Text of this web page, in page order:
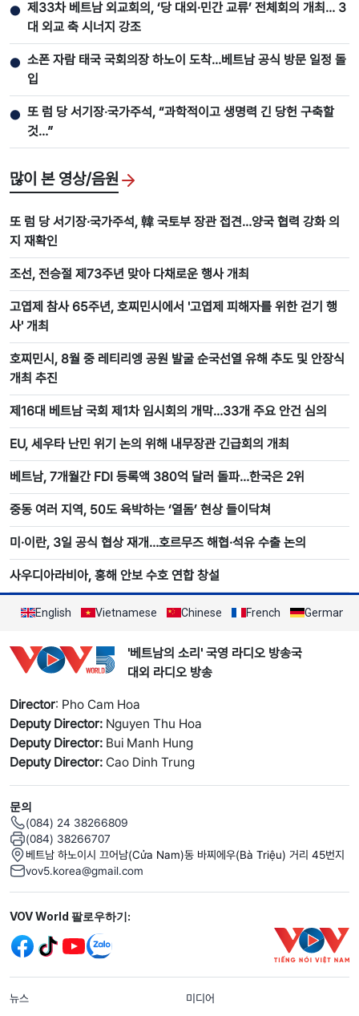
● 제33차 베트남 외교회의, ‘당 대외·민간 교류’ 전체회의 개최… 3
대 외교 축 시너지 강조
● 소폰 자람 태국 국회의장 하노이 도착…베트남 공식 방문 일정 돌
입
● 또 럼 당 서기장‧국가주석, “과학적이고 생명력 긴 당헌 구축할
것…”
많이 본 영상/음원
또 럼 당 서기장·국가주석, 韓 국토부 장관 접견…양국 협력 강화 의
지 재확인
조선, 전승절 제73주년 맞아 다채로운 행사 개최
고엽제 참사 65주년, 호찌민시에서 '고엽제 피해자를 위한 걷기 행
사' 개최
호찌민시, 8월 중 레티리엥 공원 발굴 순국선열 유해 추도 및 안장식
개최 추진
제16대 베트남 국회 제1차 임시회의 개막…33개 주요 안건 심의
EU, 세우타 난민 위기 논의 위해 내무장관 긴급회의 개최
베트남, 7개월간 FDI 등록액 380억 달러 돌파…한국은 2위
중동 여러 지역, 50도 육박하는 ‘열돔’ 현상 들이닥쳐
미·이란, 3일 공식 협상 재개…호르무즈 해협·석유 수출 논의
사우디아라비아, 홍해 안보 수호 연합 창설
English Vietnamese Chinese French German
'베트남의 소리' 국영 라디오 방송국
대외 라디오 방송
Director: Pho Cam Hoa
Deputy Director: Nguyen Thu Hoa
Deputy Director: Bui Manh Hung
Deputy Director: Cao Dinh Trung
문의
(084) 24 38266809
(084) 38266707
베트남 하노이시 끄어남(Cửa Nam)동 바찌에우(Bà Triệu) 거리 45번지
vov5.korea@gmail.com
Mạng xã hội
VOV World 팔로우하기:
menu footer tiếng Hàn
뉴스 미디어